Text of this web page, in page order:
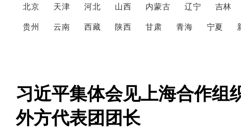
北京 天津 河北 山西 内蒙古 辽宁 吉林
贵州 云南 西藏 陕西 甘肃 青海 宁夏
习近平集体会见上海合作组
外方代表团团长